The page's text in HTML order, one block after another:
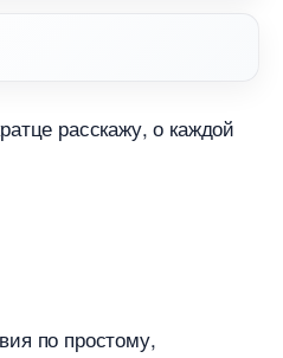
расскажу, о каждой
по простому,